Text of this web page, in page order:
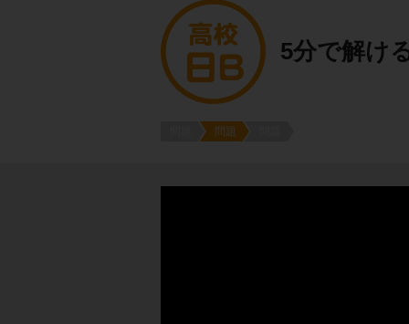
5分で解け
問題